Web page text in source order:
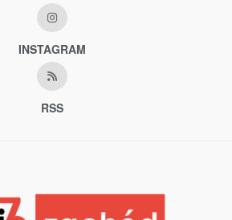
INSTAGRAM
RSS